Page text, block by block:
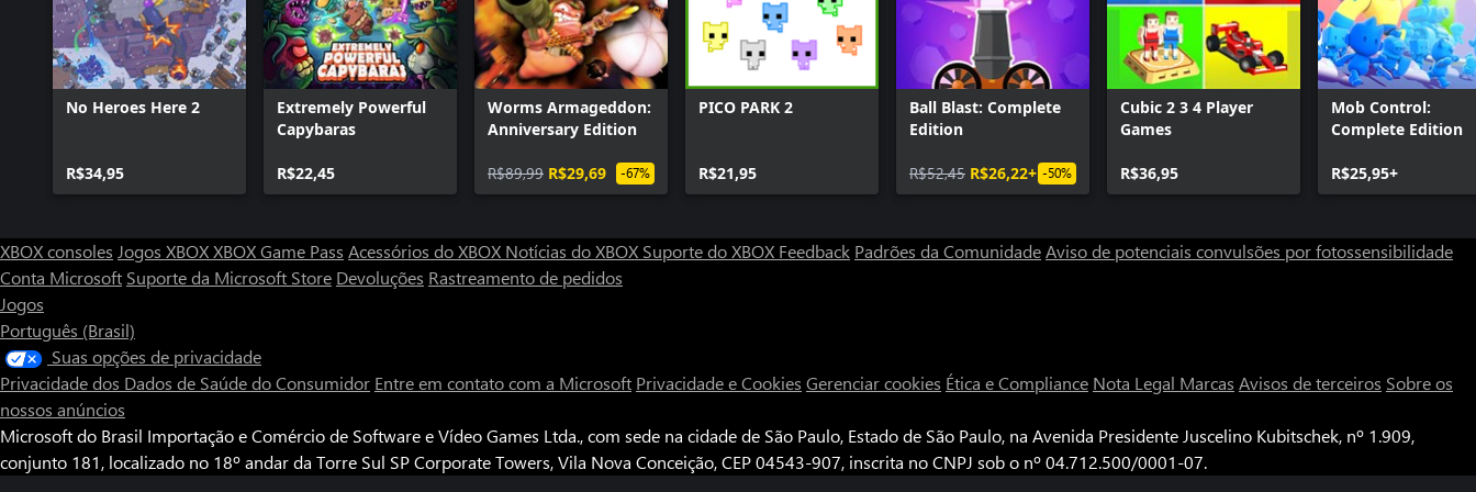
No Heroes Here 2
R$34,95
Extremely Powerful
Capybaras
R$22,45
Worms Armageddon:
Anniversary Edition
R$89,99 R$29,69 -67%
PICO PARK 2
R$21,95
Ball Blast: Complete
Edition
R$52,45 R$26,22+ -50%
Cubic 2 3 4 Player
Games
R$36,95
Mob Control:
Complete Edition
R$25,95+
XBOX consoles Jogos XBOXXBOX Game Pass Acessórios do XBOX Notícias do XBOX Suporte do XBOX Feedback Padrões da ComunidadeAviso de potenciais convulsões por fotossensibilidade
Conta Microsoft Suporte da Microsoft Store Devoluções Rastreamento de pedidos
Jogos
Português (Brasil)
Suas opções de privacidade
Privacidade dos Dados de Saúde do Consumidor Entre em contato com a Microsoft Privacidade e Cookies Gerenciar cookies Ética e Compliance Nota Legal Marcas Avisos de terceiros Sobre os
nossos anúncios
Microsoft do Brasil Importação e Comércio de Software e Vídeo Games Ltda., com sede na cidade de São Paulo, Estado de São Paulo, na Avenida Presidente Juscelino Kubitschek, nº 1.909,
conjunto 181, localizado no 18º andar da Torre Sul SP Corporate Towers, Vila Nova Conceição, CEP 04543-907, inscrita no CNPJ sob o nº 04.712.500/0001-07.